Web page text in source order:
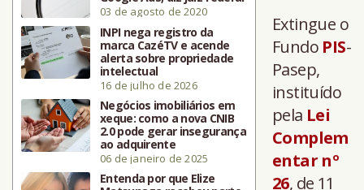
03 de agosto de 2020
INPI nega registro da
marca CazéTV e acende
alerta sobre propriedade
intelectual
16 de julho de 2026
Negócios imobiliários em
xeque: como a nova CNIB
2.0 pode gerar insegurança
ao adquirente
06 de janeiro de 2025
Entenda por que Elize
Extingue o
Fundo PIS-
Pasep,
instituído
pela Lei
Complem
entar nº
26, de 11